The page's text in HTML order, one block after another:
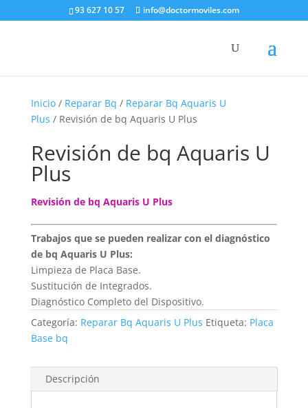
93 627 10 57 info@doctormoviles.com
Inicio/ Reparar Bq / Reparar Bq Aquaris U
Plus / Revisión de bq Aquaris U Plus
Revisión de bq Aquaris U
Plus
Revisión de bq Aquaris U Plus
Trabajos que se pueden realizar con el diagnóstico
de bq Aquaris U Plus:
Limpieza de Placa Base.
Sustitución de Integrados.
Diagnóstico Completo del Dispositivo.
Categoría: Reparar Bq Aquaris U Plus Etiqueta: Placa
Base bq
Descripción